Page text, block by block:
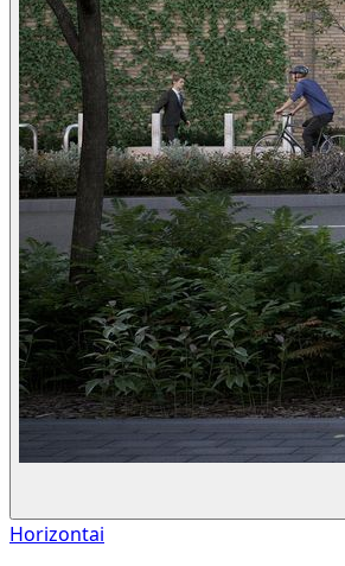
Horizontai